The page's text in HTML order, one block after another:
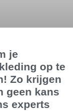
je
op te
Zo krijgen
geen kans
experts